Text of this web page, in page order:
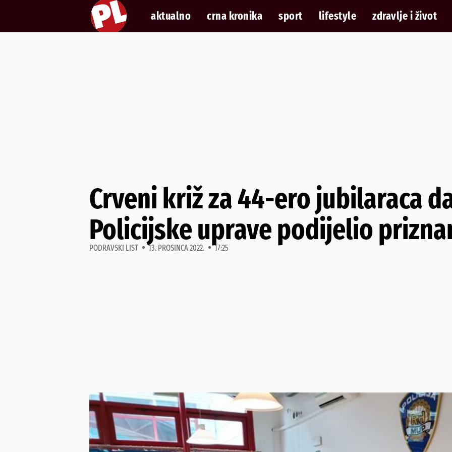
aktualno crna kronika sport lifestyle zdravlje i život
Crveni križ za 44-ero jubilaraca
Policijske uprave podijelio
PODRAVSKI LIST 13. PROSINCA 2022. 17:25